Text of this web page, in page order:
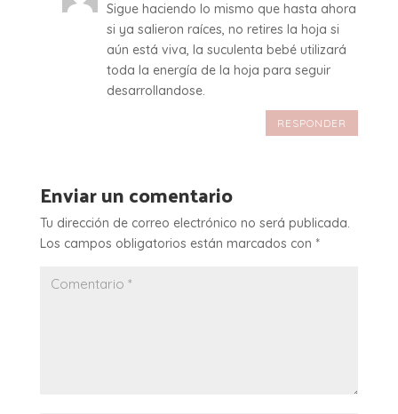
Sigue haciendo lo mismo que hasta ahora
si ya salieron raíces, no retires la hoja si
aún está viva, la suculenta bebé utilizará
toda la energía de la hoja para seguir
desarrollandose.
RESPONDER
Enviar un comentario
Tu dirección de correo electrónico no será publicada.
Los campos obligatorios están marcados con *